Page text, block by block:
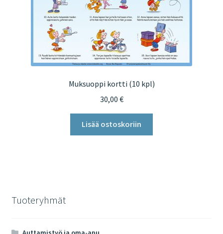
Muksuoppi kortti (10 kpl)
30,00 €
Lisää ostoskoriin
Tuoteryhmät